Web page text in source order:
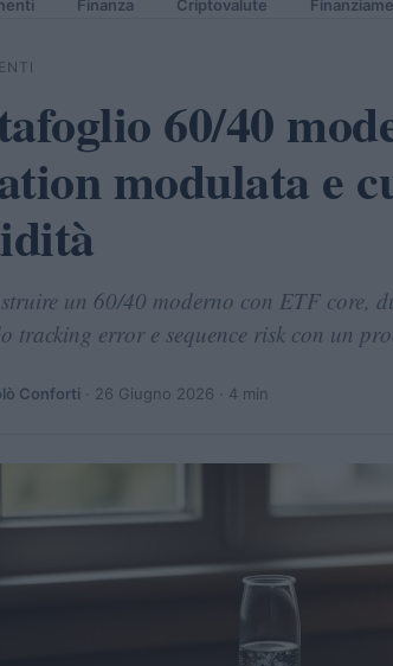
Finanza Criptovalute
60/40
modulata e
un 60/40 moderno con ETF core,
tracking error e sequence risk con un
Conforti · 26 Giugno 2026 · 4 min